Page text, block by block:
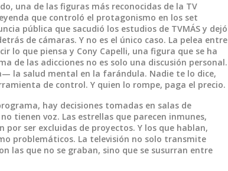
, una de las figuras más reconocidas de la TV
que controló el protagonismo en los set
pública que sacudió los estudios de TVMÁS y dejó
de cámaras. Y no es el único caso. La pelea entre
lo que piensa y Cony Capelli, una figura que se ha
de las adicciones no es solo una discusión personal.
la salud mental en la farándula. Nadie te lo dice,
de control. Y quien lo rompe, paga el precio.
hay decisiones tomadas en salas de
tienen voz. Las estrellas que parecen inmunes,
por ser excluidas de proyectos. Y los que hablan,
problemáticos. La televisión no solo transmite
las que no se graban, sino que se susurran entre